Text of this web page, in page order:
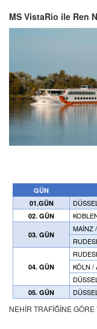
MS VistaRio ile Ren
GÜN
01.GÜN
02. GÜN
03. GÜN
MAİNZ
04. GÜN
KÖLN /
05. GÜN
NEHİR TRAFİĞİNE